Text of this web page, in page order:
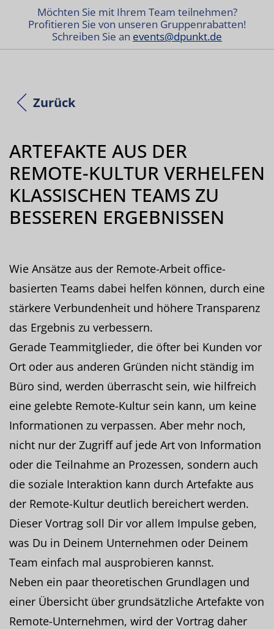
Möchten Sie mit Ihrem Team teilnehmen?
Profitieren Sie von unseren Gruppenrabatten!
Schreiben Sie an events@dpunkt.de
Zurück
ARTEFAKTE AUS DER
REMOTE-KULTUR VERHELFEN
KLASSISCHEN TEAMS ZU
BESSEREN ERGEBNISSEN
Wie Ansätze aus der Remote-Arbeit office-
basierten Teams dabei helfen können, durch eine
stärkere Verbundenheit und höhere Transparenz
das Ergebnis zu verbessern.
Gerade Teammitglieder, die öfter bei Kunden vor
Ort oder aus anderen Gründen nicht ständig im
Büro sind, werden überrascht sein, wie hilfreich
eine gelebte Remote-Kultur sein kann, um keine
Informationen zu verpassen. Aber mehr noch,
nicht nur der Zugriff auf jede Art von Information
oder die Teilnahme an Prozessen, sondern auch
die soziale Interaktion kann durch Artefakte aus
der Remote-Kultur deutlich bereichert werden.
Dieser Vortrag soll Dir vor allem Impulse geben,
was Du in Deinem Unternehmen oder Deinem
Team einfach mal ausprobieren kannst.
Neben ein paar theoretischen Grundlagen und
einer Übersicht über grundsätzliche Artefakte von
Remote-Unternehmen, wird der Vortrag daher